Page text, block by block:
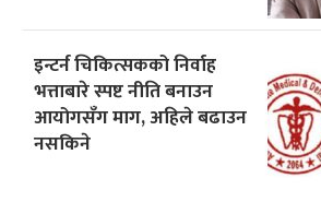
इन्टर्न चिकित्सकको निर्वाह
भत्ताबारे स्पष्ट नीति बनाउन
आयोगसँग माग, अहिले बढाउन
नसकिने